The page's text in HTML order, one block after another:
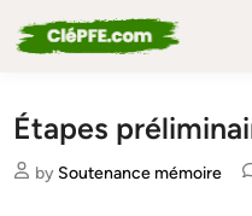
to
Étapes
by Soutenance mémoire